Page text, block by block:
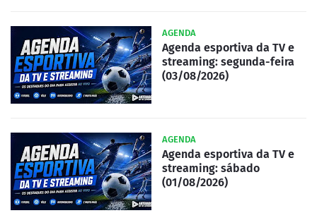
AGENDA
Agenda esportiva da TV e
streaming: segunda-feira
(03/08/2026)
AGENDA
Agenda esportiva da TV e
streaming: sábado
(01/08/2026)